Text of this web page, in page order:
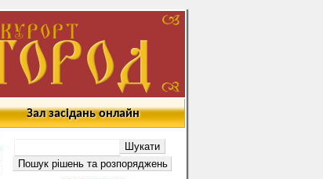
Зал засідань онлайн